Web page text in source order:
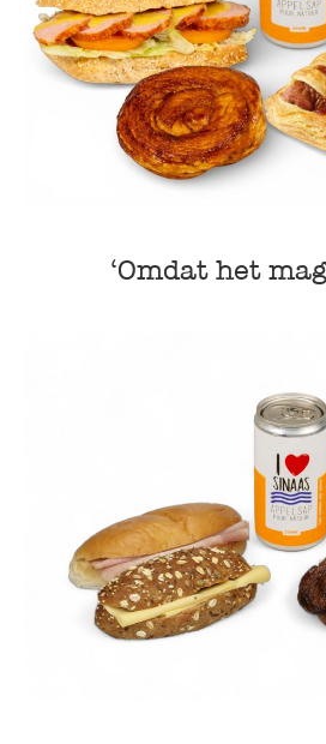
‘Omdat het